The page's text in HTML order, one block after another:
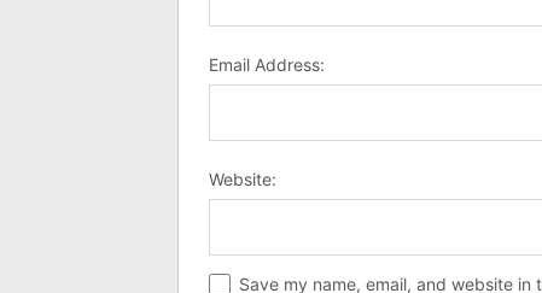
Email Address:
Website:
Save my name, email, and website